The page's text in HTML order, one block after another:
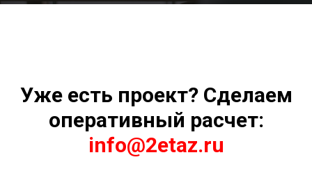
Уже есть проект? Сделаем
оперативный расчет:
info@2etaz.ru